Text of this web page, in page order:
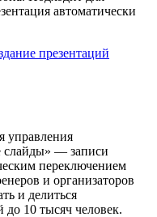
автоматически
презентаций
управления
слайды» — записи
переключением
и организаторов
и делиться
до 10 тысяч человек.